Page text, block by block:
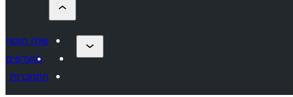
שלח תוסף
מועדפים
התחברות